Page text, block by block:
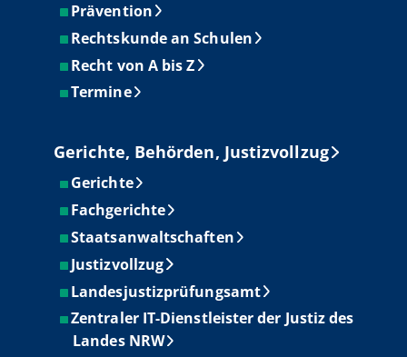
Prävention
Rechtskunde an Schulen
Recht von A bis Z
Termine
Gerichte, Behörden, Justizvollzug
Gerichte
Fachgerichte
Staatsanwaltschaften
Justizvollzug
Landesjustizprüfungsamt
Zentraler IT-Dienstleister der Justiz des
Landes NRW